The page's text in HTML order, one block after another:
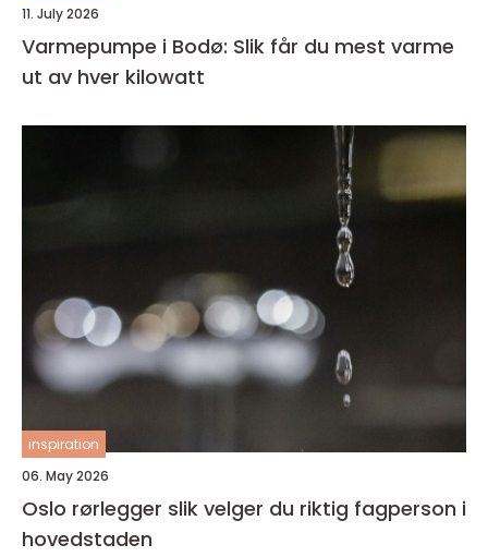
11. July 2026
Varmepumpe i Bodø: Slik får du mest varme
ut av hver kilowatt
inspiration
06. May 2026
Oslo rørlegger slik velger du riktig fagperson i
hovedstaden